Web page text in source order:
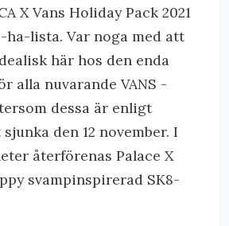
X Vans Holiday Pack 2021
ha-lista. Var noga med att
här hos den enda
alla nuvarande VANS -
dessa är enligt
den 12 november. I
återförenas Palace X
svampinspirerad SK8-